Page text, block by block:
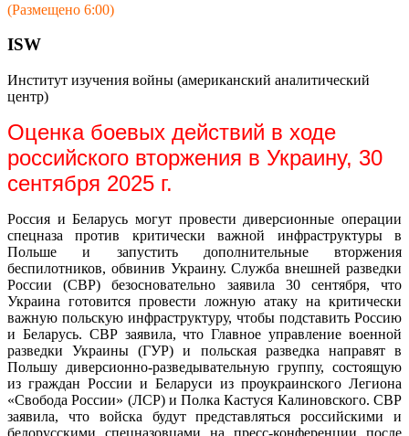
(Размещено 6:00)
ISW
Институт изучения войны (американский аналитический
центр)
Оценка боевых действий в ходе
российского вторжения в Украину, 30
сентября 2025 г.
Россия и Беларусь могут провести диверсионные операции
спецназа против критически важной инфраструктуры в
Польше и запустить дополнительные вторжения
беспилотников, обвинив Украину. Служба внешней разведки
России (СВР) безосновательно заявила 30 сентября, что
Украина готовится провести ложную атаку на критически
важную польскую инфраструктуру, чтобы подставить Россию
и Беларусь. СВР заявила, что Главное управление военной
разведки Украины (ГУР) и польская разведка направят в
Польшу диверсионно-разведывательную группу, состоящую
из граждан России и Беларуси из проукраинского Легиона
«Свобода России» (ЛСР) и Полка Кастуся Калиновского. СВР
заявила, что войска будут представляться российскими и